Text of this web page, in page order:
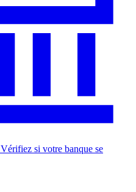
Vérifiez si votre banque se